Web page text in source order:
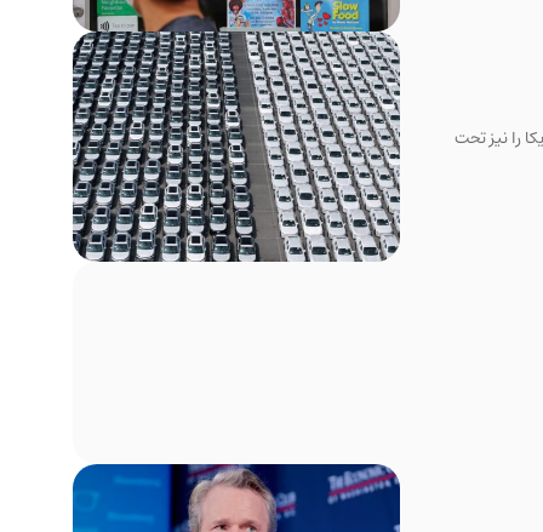
را نیز تحت